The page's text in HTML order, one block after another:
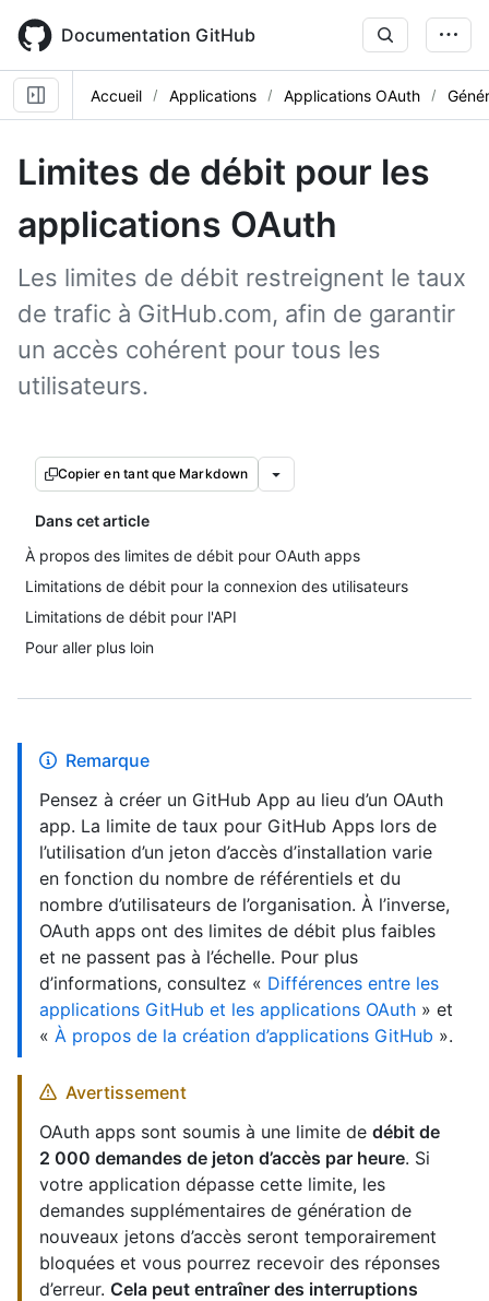
main
content
Documentation GitHub
Accueil Applications Applications OAuth
Limites de débit pour les
applications OAuth
Les limites de débit restreignent le taux
de trafic à GitHub.com, afin de garantir
un accès cohérent pour tous les
utilisateurs.
Copier en tant que Markdown
Dans cet article
À propos des limites de débit pour OAuth apps
Limitations de débit pour la connexion des utilisateurs
Limitations de débit pour l'API
Pour aller plus loin
Remarque
Pensez à créer un GitHub App au lieu d’un OAuth
app. La limite de taux pour GitHub Apps lors de
l’utilisation d’un jeton d’accès d’installation varie
en fonction du nombre de référentiels et du
nombre d’utilisateurs de l’organisation. À l’inverse,
OAuth apps ont des limites de débit plus faibles
et ne passent pas à l’échelle. Pour plus
d’informations, consultez « Différences entre les
applications GitHub et les applications OAuth » et
« À propos de la création d’applications GitHub ».
Avertissement
OAuth apps sont soumis à une limite de débit de
2 000 demandes de jeton d’accès par heure. Si
votre application dépasse cette limite, les
demandes supplémentaires de génération de
nouveaux jetons d’accès seront temporairement
bloquées et vous pourrez recevoir des réponses
d’erreur. Cela peut entraîner des interruptions